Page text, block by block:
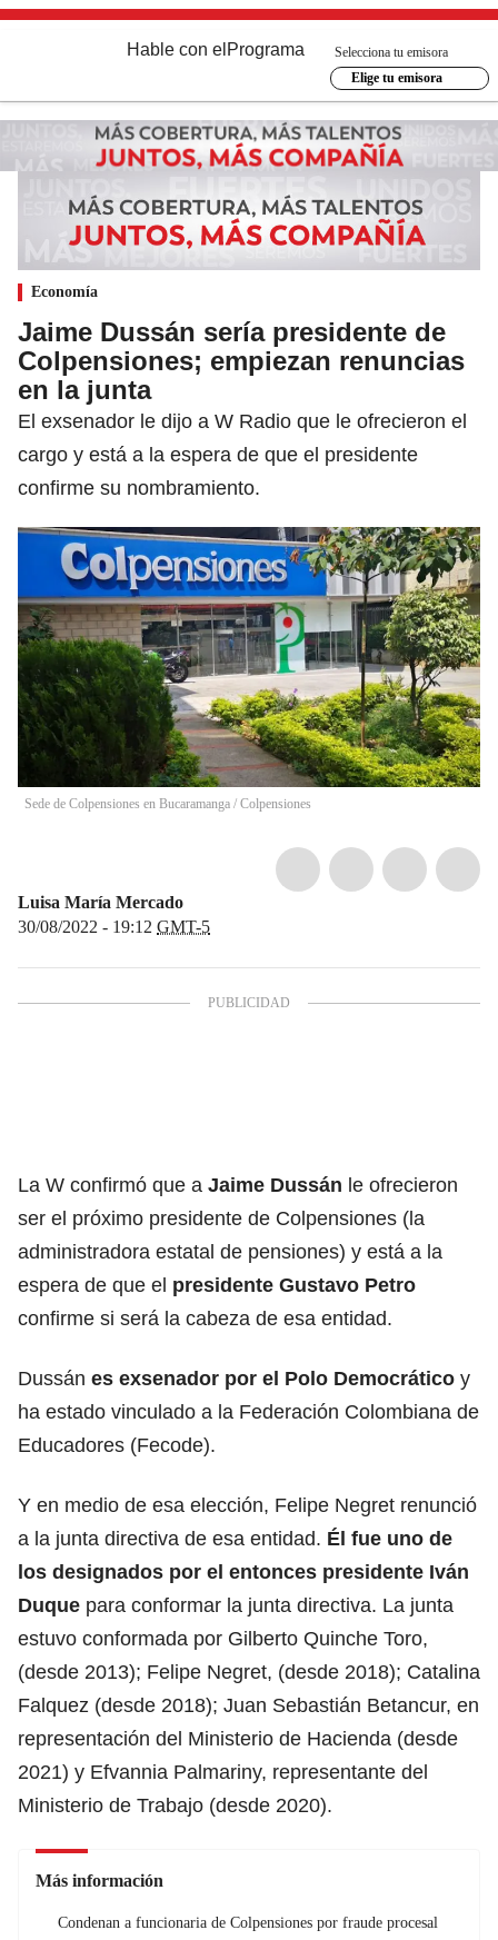
Hable con el Programa
Selecciona tu emisora
Elige tu emisora
Economía
Jaime Dussán sería presidente de
Colpensiones; empiezan renuncias
en la junta
El exsenador le dijo a W Radio que le ofrecieron el
cargo y está a la espera de que el presidente
confirme su nombramiento.
Sede de Colpensiones en Bucaramanga / Colpensiones
Luisa María Mercado
30/08/2022 - 19:12 GMT-5
La W confirmó que a Jaime Dussán le ofrecieron
ser el próximo presidente de Colpensiones (la
administradora estatal de pensiones) y está a la
espera de que el presidente Gustavo Petro
confirme si será la cabeza de esa entidad.
Dussán es exsenador por el Polo Democrático y
ha estado vinculado a la Federación Colombiana de
Educadores (Fecode).
Y en medio de esa elección, Felipe Negret renunció
a la junta directiva de esa entidad. Él fue uno de
los designados por el entonces presidente Iván
Duque para conformar la junta directiva. La junta
estuvo conformada por Gilberto Quinche Toro,
(desde 2013); Felipe Negret, (desde 2018); Catalina
Falquez (desde 2018); Juan Sebastián Betancur, en
representación del Ministerio de Hacienda (desde
2021) y Efvannia Palmariny, representante del
Ministerio de Trabajo (desde 2020).
Más información
Condenan a funcionaria de Colpensiones por fraude procesal